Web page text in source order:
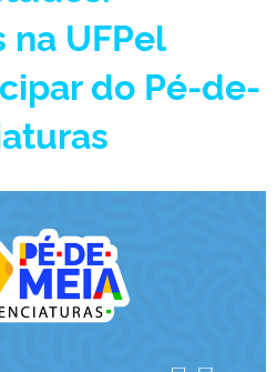
UFPel
do Pé-de-